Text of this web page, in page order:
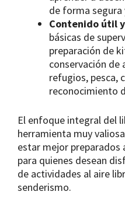
de forma
Contenido útil
básicas de
preparación de
conservación de
refugios, pesca,
reconocimiento
El enfoque integral del
herramienta muy
estar mejor preparados
para quienes desean
de actividades al aire
senderismo.